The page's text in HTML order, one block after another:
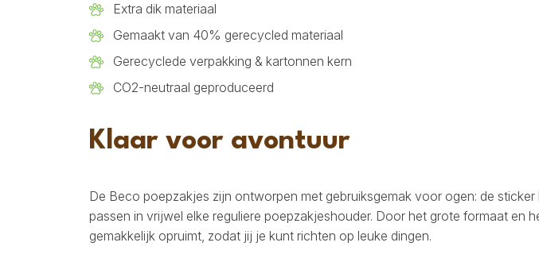
Extra dik materiaal
Gemaakt van 40% gerecycled materiaal
Gerecyclede verpakking & kartonnen kern
CO2-neutraal geproduceerd
Klaar voor avontuur
De Beco poepzakjes zijn ontworpen met gebruiksgemak voor ogen: de
passen in vrijwel elke reguliere poepzakjeshouder. Door het grote formaat en
gemakkelijk opruimt, zodat jij je kunt richten op leuke dingen.